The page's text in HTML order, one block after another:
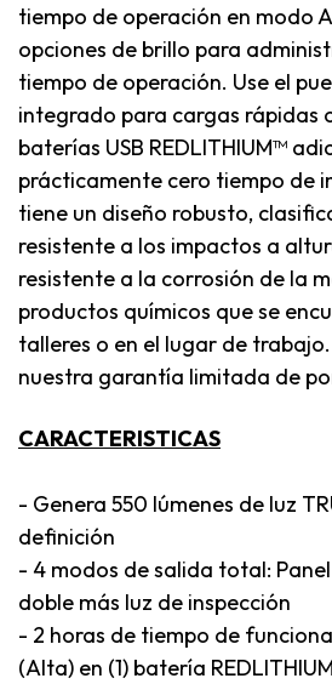
tiempo de operación en modo
opciones de brillo para
tiempo de operación. Use el
integrado para cargas rápidas
baterías USB REDLITHIUM™
prácticamente cero tiempo de
tiene un diseño robusto,
resistente a los impactos a
resistente a la corrosión de la
productos químicos que se
talleres o en el lugar de
nuestra garantía limitada de
CARACTERISTICAS
- Genera 550 lúmenes de luz
definición
- 4 modos de salida total:
doble más luz de inspección
- 2 horas de tiempo de
(Alta) en (1) batería